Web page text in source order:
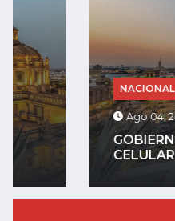
NACIONAL
Ago 04, 2026
GOBIERNO
CELULARES